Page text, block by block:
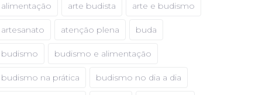
alimentação arte budista arte e budismo
artesanato atenção plena buda
budismo budismo e alimentação
budismo na prática budismo no dia a dia